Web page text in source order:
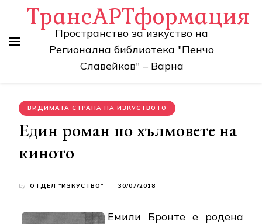
ТрансАРТформация
Пространство за изкуство на
Регионална библиотека "Пенчо
Славейков" – Варна
ВИДИМАТА СТРАНА НА ИЗКУСТВОТО
Един роман по хълмовете на
киното
by ОТДЕЛ "ИЗКУСТВО" 30/07/2018
Емили Бронте е родена